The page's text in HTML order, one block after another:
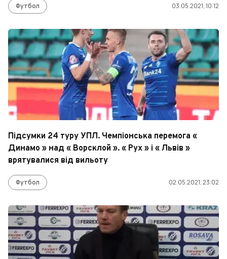
Футбол 03.05.2021, 10:12
Підсумки 24 туру УПЛ. Чемпіонська перемога «
Динамо » над « Ворсклой ». « Рух » і « Львів »
врятувалися від вильоту
Футбол 02.05.2021, 23:02